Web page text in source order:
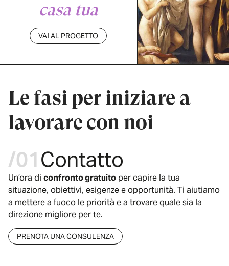
casa tua
VAI AL PROGETTO
Le fasi per iniziare a
lavorare con noi
/01Contatto
Un’ora di confronto gratuito per capire la tua
situazione, obiettivi, esigenze e opportunità. Ti aiutiamo
a mettere a fuoco le priorità e a trovare quale sia la
direzione migliore per te.
PRENOTA UNA CONSULENZA